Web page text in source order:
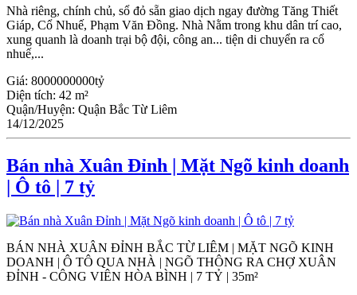
Nhà riêng, chính chủ, sổ đỏ sẵn giao dịch ngay đường Tăng Thiết
Giáp, Cổ Nhuế, Phạm Văn Đồng. Nhà Nằm trong khu dân trí cao,
xung quanh là doanh trại bộ đội, công an... tiện di chuyển ra cổ
nhuế,...
Giá: 8000000000tỷ
Diện tích: 42 m²
Quận/Huyện: Quận Bắc Từ Liêm
14/12/2025
Bán nhà Xuân Đỉnh | Mặt Ngõ kinh doanh
| Ô tô | 7 tỷ
BÁN NHÀ XUÂN ĐỈNH BẮC TỪ LIÊM | MẶT NGÕ KINH
DOANH | Ô TÔ QUA NHÀ | NGÕ THÔNG RA CHỢ XUÂN
ĐỈNH - CÔNG VIÊN HÒA BÌNH | 7 TỶ | 35m²